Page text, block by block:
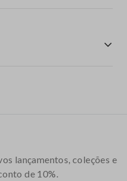
lançamentos, coleções e
de 10%.